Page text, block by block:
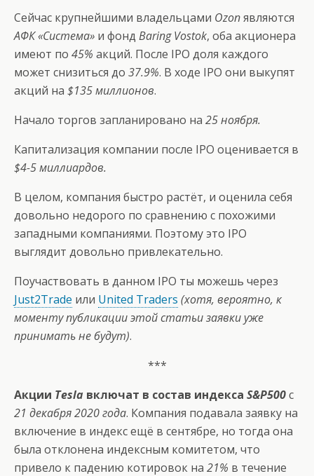
Сейчас крупнейшими владельцами Ozonявляются
АФК «Система» и фонд Baring Vostok, оба акционера
имеют по 45% акций. После IPO доля каждого
может снизиться до 37.9%. В ходе IPO они выкупят
акций на $135 миллионов.
Начало торгов запланировано на 25 ноября.
Капитализация компании после IPO оценивается в
$4-5 миллиардов.
В целом, компания быстро растёт, и оценила себя
довольно недорого по сравнению с похожими
западными компаниями. Поэтому это IPO
выглядит довольно привлекательно.
Поучаствовать в данном IPO ты можешь через
Just2Trade или United Traders (хотя, вероятно, к
моменту публикации этой статьи заявки уже
принимать не будут).
***
Акции Tesla включат в состав индекса S&P500с
21 декабря 2020 года. Компания подавала заявку на
включение в индекс ещё в сентябре, но тогда она
была отклонена индексным комитетом, что
привело к падению котировок на 21% в течение